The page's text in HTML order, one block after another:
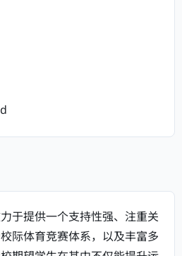
于提供一个支持性强、注重关
际体育竞赛体系，以及丰富多